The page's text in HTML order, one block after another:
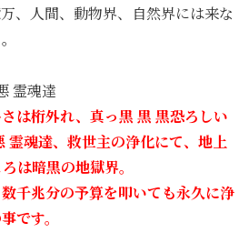
、人間、動物界、自然界には来な
霊魂達
は桁外れ、真っ黒 黒 黒恐ろしい
霊魂達、救世主の浄化にて、地上
は暗黒の地獄界。
千兆分の予算を叩いても永久に浄
です。